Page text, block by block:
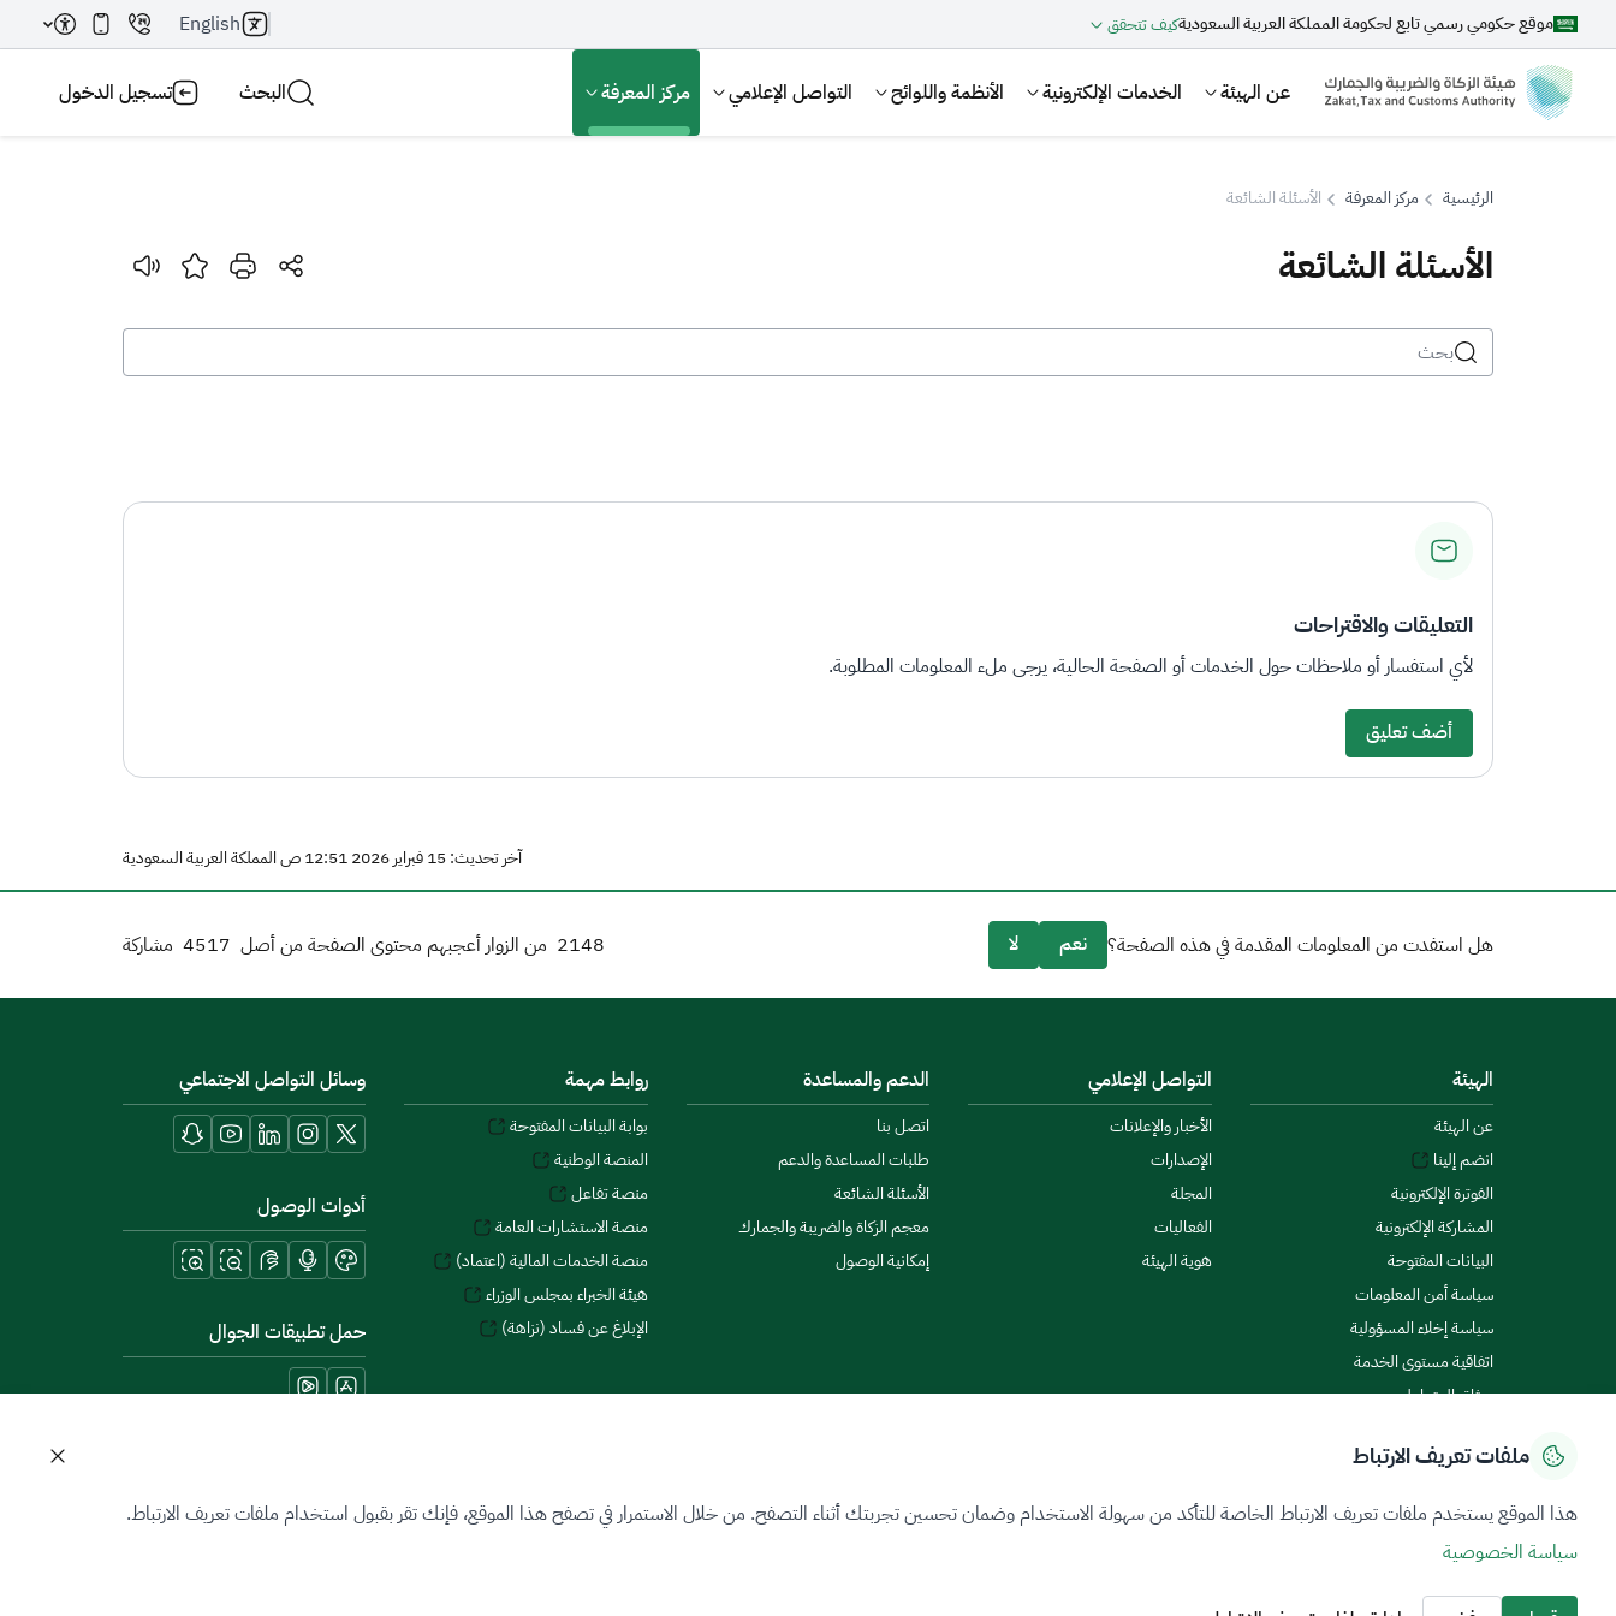
موقع حكومي رسمي تابع لحكومة المملكة العربية السعوديةكيف تتحقق English
عن الهيئة الخدمات الإلكترونية الأنظمة واللوائح التواصل الإعلامي مركز المعرفة البحث تسجيل الدخول
بحث
الرئيسية مركز المعرفة الأسئلة الشائعة
الأسئلة الشائعة
التعليقات والاقتراحات
لأي استفسار أو ملاحظات حول الخدمات أو الصفحة الحالية، يرجى ملء المعلومات المطلوبة.
أضف تعليق
آخر تحديث: 15 فبراير 2026 12:51 ص المملكة العربية السعودية
2148 من الزوار أعجبهم محتوى الصفحة من أصل 4517 مشاركة هل استفدت من المعلومات المقدمة في هذه الصفحة؟ نعم لا
الهيئة
عن الهيئة
انضم إلينا
الفوترة الإلكترونية
المشاركة الإلكترونية
البيانات المفتوحة
سياسة أمن المعلومات
سياسة إخلاء المسؤولية
اتفاقية مستوى الخدمة
ميثاق المتعاملين
التواصل الإعلامي
الأخبار والإعلانات
الإصدارات
المجلة
الفعاليات
هوية الهيئة
الدعم والمساعدة
اتصل بنا
طلبات المساعدة والدعم
الأسئلة الشائعة
معجم الزكاة والضريبة والجمارك
إمكانية الوصول
روابط مهمة
بوابة البيانات المفتوحة
المنصة الوطنية
منصة تفاعل
منصة الاستشارات العامة
منصة الخدمات المالية (اعتماد)
هيئة الخبراء بمجلس الوزراء
الإبلاغ عن فساد (نزاهة)
وسائل التواصل الاجتماعي
أدوات الوصول
حمل تطبيقات الجوال
جميع الحقوق محفوظة 2026 © ZATCA.GOV.SA
ملفات تعريف الارتباط
هذا الموقع يستخدم ملفات تعريف الارتباط الخاصة للتأكد من سهولة الاستخدام وضمان تحسين تجربتك أثناء التصفح. من خلال الاستمرار في تصفح هذا الموقع، فإنك تقر بقبول استخدام ملفات تعريف الارتباط.
سياسة الخصوصية